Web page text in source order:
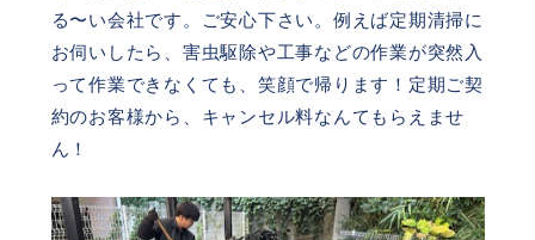
る〜い会社です。ご安心下さい。例えば定期清掃に
お伺いしたら、害虫駆除や工事などの作業が突然入
って作業できなくても、笑顔で帰ります！定期ご契
約のお客様から、キャンセル料なんてもらえませ
ん！